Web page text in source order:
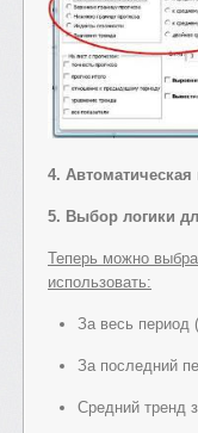
4.
5. Выбор логики
Теперь можно
использовать:
За весь период
За последний
Средний тренд